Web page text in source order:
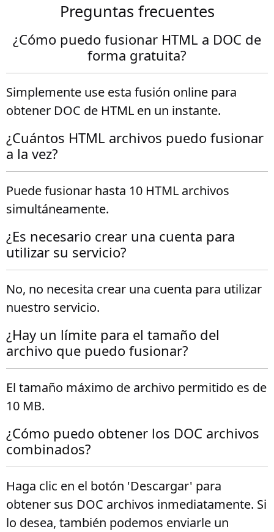
Preguntas frecuentes
¿Cómo puedo fusionar HTML a DOC de
forma gratuita?
Simplemente use esta fusión online para
obtener DOC de HTML en un instante.
¿Cuántos HTML archivos puedo fusionar
a la vez?
Puede fusionar hasta 10 HTML archivos
simultáneamente.
¿Es necesario crear una cuenta para
utilizar su servicio?
No, no necesita crear una cuenta para utilizar
nuestro servicio.
¿Hay un límite para el tamaño del
archivo que puedo fusionar?
El tamaño máximo de archivo permitido es de
10 MB.
¿Cómo puedo obtener los DOC archivos
combinados?
Haga clic en el botón 'Descargar' para
obtener sus DOC archivos inmediatamente. Si
lo desea, también podemos enviarle un